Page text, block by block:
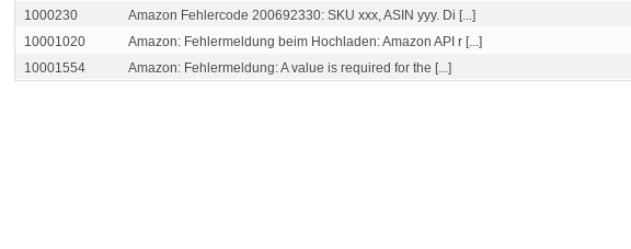
1000230
Amazon Fehlercode 200692330: SKU xxx, ASIN yyy. Di [...]
10001020
Amazon: Fehlermeldung beim Hochladen: Amazon API r [...]
10001554
Amazon: Fehlermeldung: A value is required for the [...]